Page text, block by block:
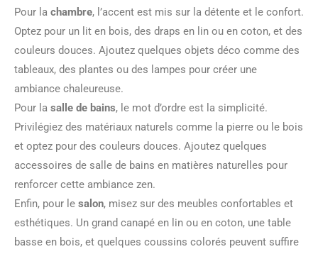
Pour la chambre, l’accent est mis sur la détente et le confort.
Optez pour un lit en bois, des draps en lin ou en coton, et des
couleurs douces. Ajoutez quelques objets déco comme des
tableaux, des plantes ou des lampes pour créer une
ambiance chaleureuse.
Pour la salle de bains, le mot d’ordre est la simplicité.
Privilégiez des matériaux naturels comme la pierre ou le bois
et optez pour des couleurs douces. Ajoutez quelques
accessoires de salle de bains en matières naturelles pour
renforcer cette ambiance zen.
Enfin, pour le salon, misez sur des meubles confortables et
esthétiques. Un grand canapé en lin ou en coton, une table
basse en bois, et quelques coussins colorés peuvent suffire